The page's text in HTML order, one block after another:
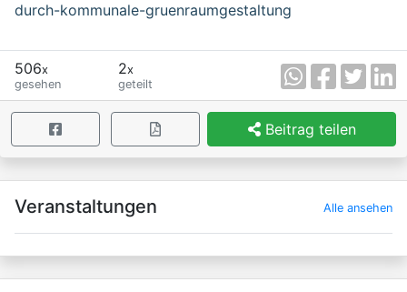
durch-kommunale-gruenraumgestaltung
506x
gesehen
2x
geteilt
Beitrag teilen
×
Veranstaltungen Alle ansehen